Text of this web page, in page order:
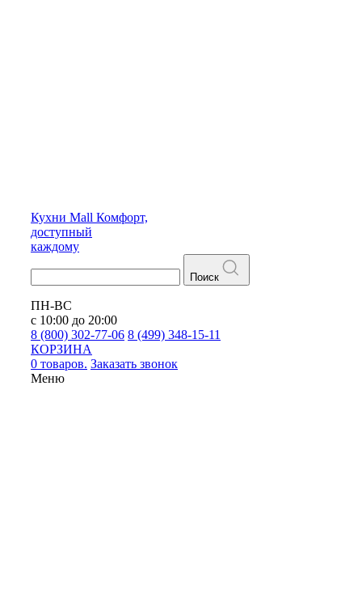
Кухни Mall Комфорт,
доступный
каждому
Поиск
ПН-ВС
с 10:00 до 20:00
8 (800) 302-77-06 8 (499) 348-15-11
КОРЗИНА
0 товаров. Заказать звонок
Меню